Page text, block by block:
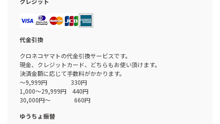
代金引換
クロネコヤマトの代金引換サービスです。
現金、クレジットカード、どちらもお使い頂けます。
決済金額に応じて手数料がかかります。
～9,999円 330円
1,000～29,999円 440円
30,000円～ 660円
ゆうちょ振替